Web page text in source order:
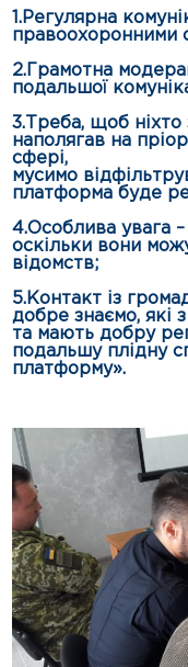
1.Регулярна
правоохоронними
2.Грамотна
подальшої
3.Треба, щоб ніхто
наполягав на
сфері,
мусимо
платформа буде
4.Особлива увага
оскільки вони
відомств;
5.Контакт із
добре знаємо, які
та мають добру
подальшу плідну
платформу».